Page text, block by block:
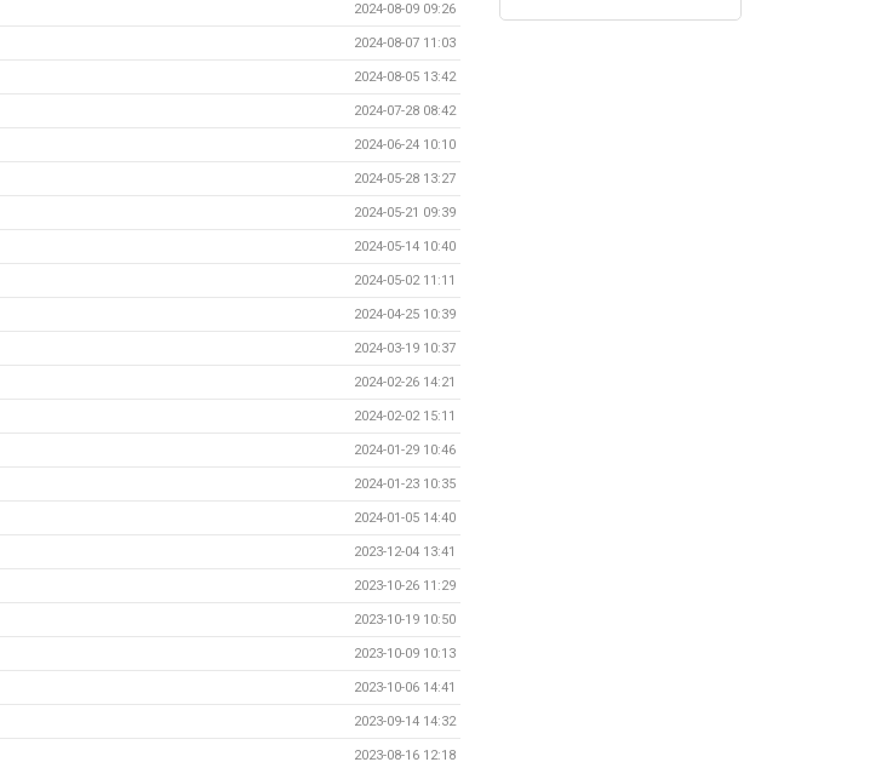
2024-08-09 09:26
2024-08-07 11:03
2024-08-05 13:42
2024-07-28 08:42
2024-06-24 10:10
2024-05-28 13:27
2024-05-21 09:39
2024-05-14 10:40
2024-05-02 11:11
2024-04-25 10:39
2024-03-19 10:37
2024-02-26 14:21
2024-02-02 15:11
2024-01-29 10:46
2024-01-23 10:35
2024-01-05 14:40
2023-12-04 13:41
2023-10-26 11:29
2023-10-19 10:50
2023-10-09 10:13
2023-10-06 14:41
2023-09-14 14:32
2023-08-16 12:18